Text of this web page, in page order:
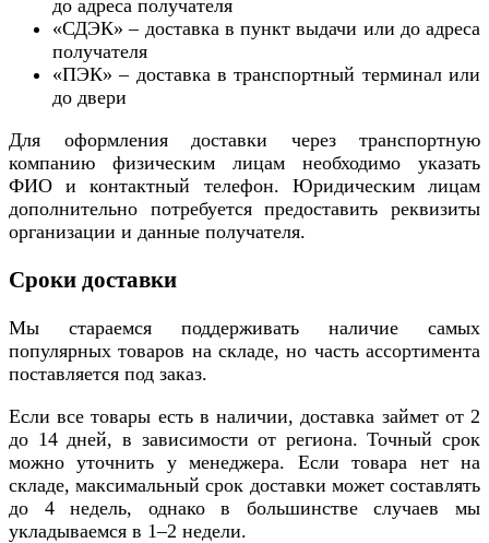
до адреса получателя
«СДЭК» – доставка в пункт выдачи или до адреса
получателя
«ПЭК» – доставка в транспортный терминал или
до двери
Для оформления доставки через транспортную
компанию физическим лицам необходимо указать
ФИО и контактный телефон. Юридическим лицам
дополнительно потребуется предоставить реквизиты
организации и данные получателя.
Сроки доставки
Мы стараемся поддерживать наличие самых
популярных товаров на складе, но часть ассортимента
поставляется под заказ.
Если все товары есть в наличии, доставка займет от 2
до 14 дней, в зависимости от региона. Точный срок
можно уточнить у менеджера. Если товара нет на
складе, максимальный срок доставки может составлять
до 4 недель, однако в большинстве случаев мы
укладываемся в 1–2 недели.